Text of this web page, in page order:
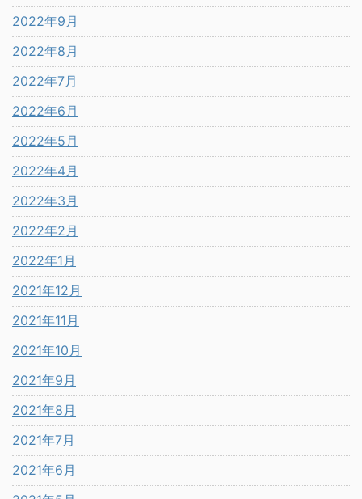
2022年9月
2022年8月
2022年7月
2022年6月
2022年5月
2022年4月
2022年3月
2022年2月
2022年1月
2021年12月
2021年11月
2021年10月
2021年9月
2021年8月
2021年7月
2021年6月